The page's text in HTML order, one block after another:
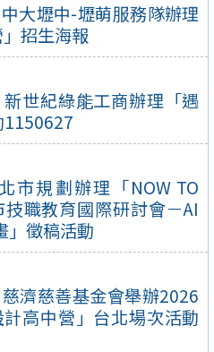
大壢中-壢萌服務隊辦理
招生海報
新世紀綠能工商辦理「遇
1150627
市規劃辦理「NOW TO
職教育國際研討會－AI
徵稿活動
慈濟慈善基金會舉辦2026
高中營」台北場次活動